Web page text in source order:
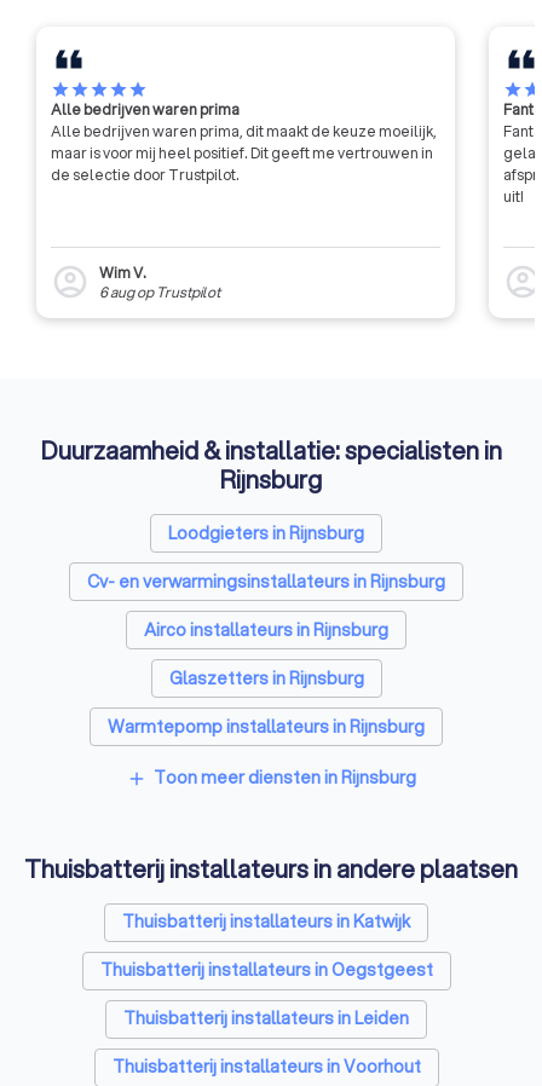
Installateur.
helpen ook
in de branche om
ontwikkelen voor
vakspecialisten.
starstarstarstarstar
Alle bedrijven waren prima
Alle bedrijven waren prima, dit maakt de keuze moeilijk,
maar is voor mij heel positief. Dit geeft me vertrouwen in
de selectie door Trustpilot.
account_circle
Wim V.
6 augop Trustpilot
starstar
uit!
account_circle
Duurzaamheid & installatie: specialisten in
Rijnsburg
Loodgieters in Rijnsburg
Cv- en verwarmingsinstallateurs in Rijnsburg
Airco installateurs in Rijnsburg
Glaszetters in Rijnsburg
Warmtepomp installateurs in Rijnsburg
Kozijnen specialisten in Rijnsburg
Energielabel adviseurs in Rijnsburg
add Toon meer diensten in Rijnsburg
Thuisbatterij installateurs in andere plaatsen
Thuisbatterij installateurs in Katwijk
Thuisbatterij installateurs in Oegstgeest
Thuisbatterij installateurs in Leiden
Thuisbatterij installateurs in Voorhout